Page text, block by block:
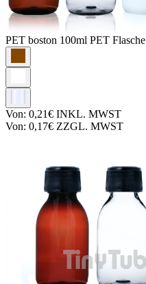
PET boston 100ml PET Flasche
Von: 0,21€ INKL. MWST
Von: 0,17€ ZZGL. MWST